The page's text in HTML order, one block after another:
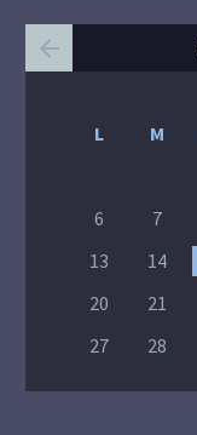
L M
6
7
13
14
20
21
27
28